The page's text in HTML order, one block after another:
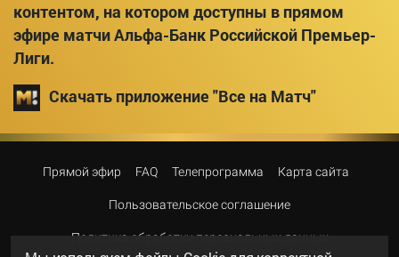
контентом, на котором доступны в прямом
эфире матчи Альфа-Банк Российской Премьер-
Лиги.
Скачать приложение "Все на Матч"
Прямой эфир FAQ Телепрограмма Карта сайта
Пользовательское соглашение
Политика обработки персональных данных